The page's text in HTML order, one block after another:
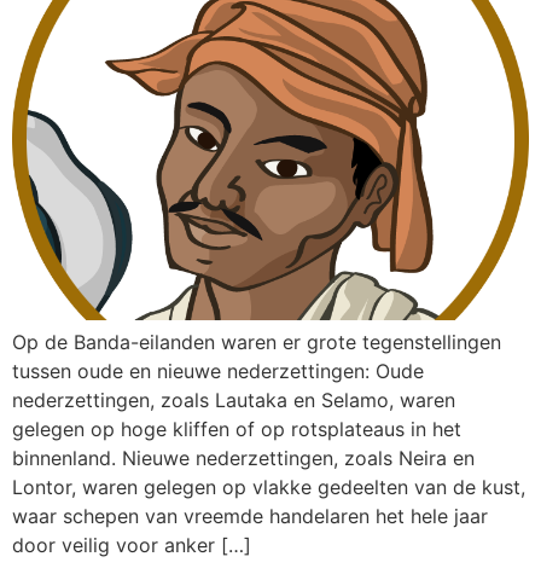
Op de Banda-eilanden waren er grote tegenstellingen
tussen oude en nieuwe nederzettingen: Oude
nederzettingen, zoals Lautaka en Selamo, waren
gelegen op hoge kliffen of op rotsplateaus in het
binnenland. Nieuwe nederzettingen, zoals Neira en
Lontor, waren gelegen op vlakke gedeelten van de kust,
waar schepen van vreemde handelaren het hele jaar
door veilig voor anker […]